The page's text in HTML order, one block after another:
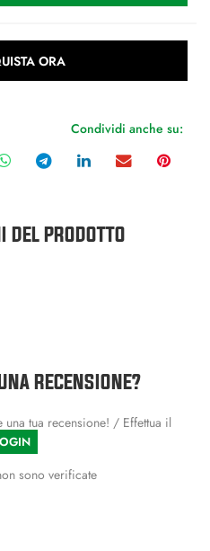
ORA
Condividi anche su:
PRODOTTO
RECENSIONE?
tua recensione! / Effettua il
sono verificate